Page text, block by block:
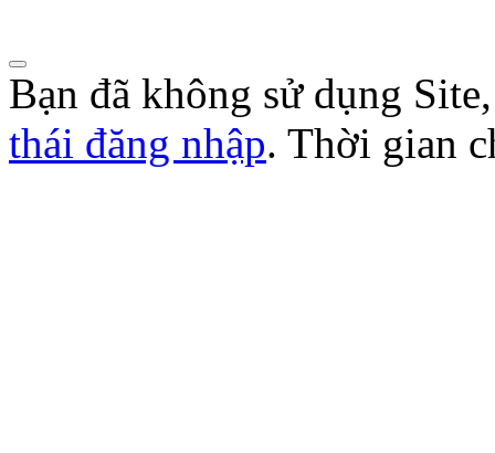
Bạn đã không sử dụng
thái đăng nhập. Thời gian